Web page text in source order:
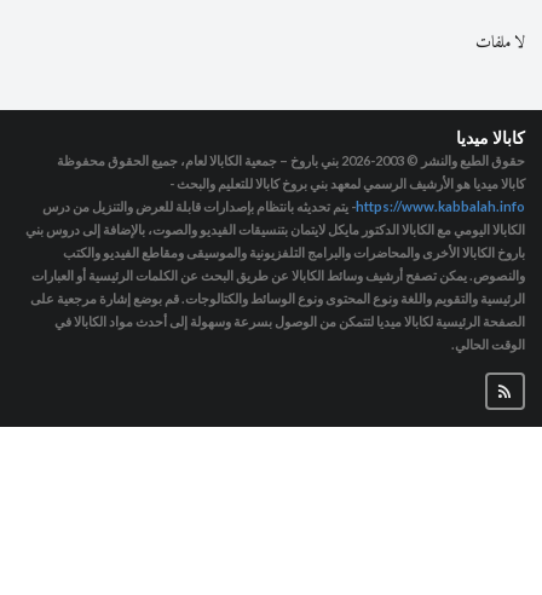
لا ملفات
كابالا ميديا
حقوق الطبع والنشر © 2003-2026
بني باروخ – جمعية الكابالا لعام، جميع الحقوق محفوظة
كابالا ميديا هو الأرشيف الرسمي لمعهد بني بروخ كابالا للتعليم والبحث -
https://www.kabbalah.info- يتم تحديثه بانتظام بإصدارات قابلة للعرض والتنزيل من درس
الكابالا اليومي مع الكابالا الدكتور مايكل لايتمان بتنسيقات الفيديو والصوت، بالإضافة إلى دروس بني
باروخ الكابالا الأخرى والمحاضرات والبرامج التلفزيونية والموسيقى ومقاطع الفيديو والكتب
والنصوص. يمكن تصفح أرشيف وسائط الكابالا عن طريق البحث عن الكلمات الرئيسية أو العبارات
الرئيسية والتقويم واللغة ونوع المحتوى ونوع الوسائط والكتالوجات. قم بوضع إشارة مرجعية على
الصفحة الرئيسية لكابالا ميديا لتتمكن من الوصول بسرعة وسهولة إلى أحدث مواد الكابالا في
الوقت الحالي.